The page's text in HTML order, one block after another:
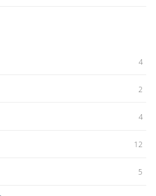
4
2
4
12
5